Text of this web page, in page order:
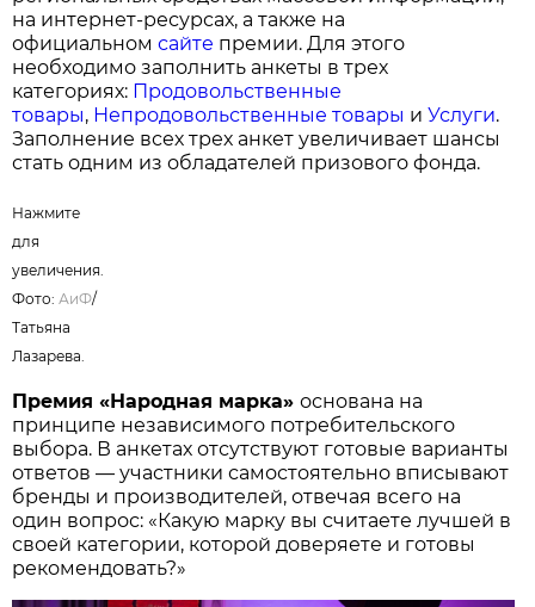
на интернет-ресурсах, а также на
официальномсайте премии. Для этого
необходимо заполнить анкеты в трех
категориях: Продовольственные
товары, Непродовольственные товары иУслуги.
Заполнение всех трех анкет увеличивает шансы
стать одним из обладателей призового фонда.
Нажмите
для
увеличения.
Фото:АиФ/
Татьяна
Лазарева.
Премия «Народная марка»основана на
принципе независимого потребительского
выбора. В анкетах отсутствуют готовые варианты
ответов — участники самостоятельно вписывают
бренды и производителей, отвечая всего на
один вопрос: «Какую марку вы считаете лучшей в
своей категории, которой доверяете и готовы
рекомендовать?»